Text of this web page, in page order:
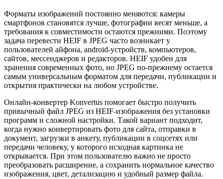
Форматы изображений постоянно меняются: камеры
смартфонов становятся лучше, фотографии весят меньше, а
требования к совместимости остаются прежними. Поэтому
задача перевести HEIF в JPEG часто возникает у
пользователей айфона, android-устройств, компьютеров,
сайтов, мессенджеров и редакторов. HEIF удобен для
хранения современных фото, но JPEG по-прежнему остается
самым универсальным форматом для передачи, публикации и
открытия практически на любом устройстве.
Онлайн-конвертер Konvertus помогает быстро получить
привычный файл JPEG из HEIF-изображения без установки
программ и сложной настройки. Такой вариант подходит,
когда нужно конвертировать фото для сайта, отправки в
документ, загрузки в анкету, публикации в соцсетях или
передачи человеку, у которого исходная картинка не
открывается. При этом пользователю важно не просто
преобразовать расширение, а сохранить нормальное качество
изображения, цвет, детализацию и удобный размер файла.